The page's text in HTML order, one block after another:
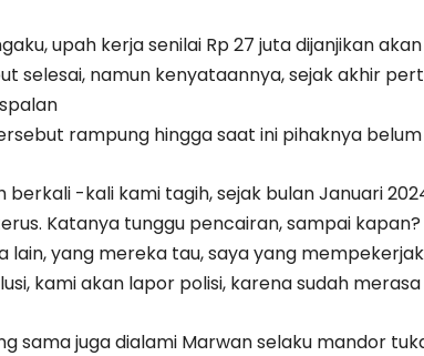
upah kerja senilai Rp 27 juta dijanjikan
selesai, namun kenyataannya, sejak akhir
rampung hingga saat ini pihaknya
berkali -kali kami tagih, sejak bulan Januari
Katanya tunggu pencairan, sampai
lain, yang mereka tau, saya yang
kami akan lapor polisi, karena sudah
sama juga dialami Marwan selaku mandor